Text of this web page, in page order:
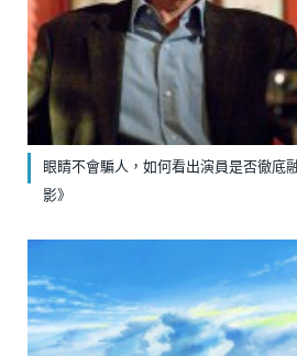
眼睛不會騙人，如何看出演員是否徹底
影》